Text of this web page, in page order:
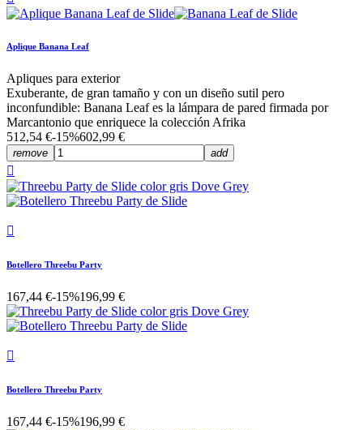
Aplique Banana Leaf
Apliques para exterior
Exuberante, de gran tamaño y con un diseño sutil pero
inconfundible: Banana Leaf es la lámpara de pared firmada por
Marcantonio que enriquece la colección Afrika
512,54 €-15%602,99 €
remove add


Botellero Threebu Party
167,44 €-15%196,99 €

Botellero Threebu Party
167,44 €-15%196,99 €